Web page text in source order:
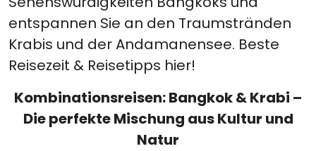
entspannen Sie an den Traumstränden
Krabis und der Andamanensee. Beste
Reisezeit & Reisetipps hier!
Kombinationsreisen: Bangkok & Krabi –
Die perfekte Mischung aus Kultur und
Natur